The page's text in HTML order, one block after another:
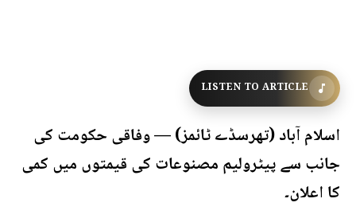
LISTEN TO ARTICLE
اسلام آباد (تھرسڈے ٹائمز) — وفاقی حکومت کی
جانب سے پیٹرولیم مصنوعات کی قیمتوں میں کمی
کا اعلان۔